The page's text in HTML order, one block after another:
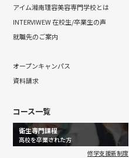
アイム湘南理容美容専門学校とは
INTERVIWEW 在校生/卒業生の声
就職先のご案内
オープンキャンパス
資料請求
コース一覧
衛生専門課程
高校を卒業された方
修学支援新制度